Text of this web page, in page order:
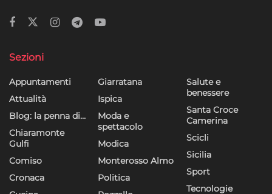
Sezioni
Appuntamenti
Attualità
Blog: la penna di…
Chiaramonte
Gulfi
Comiso
Cronaca
Giarratana
Ispica
Moda e
spettacolo
Modica
Monterosso Almo
Politica
Salute e
benessere
Santa Croce
Camerina
Scicli
Sicilia
Sport
Tecnologie